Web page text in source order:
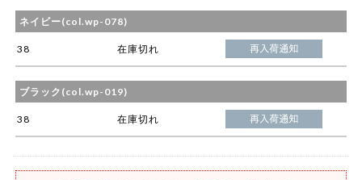
ネイビー(col.wp-078)
38 在庫切れ
ブラック(col.wp-019)
38 在庫切れ